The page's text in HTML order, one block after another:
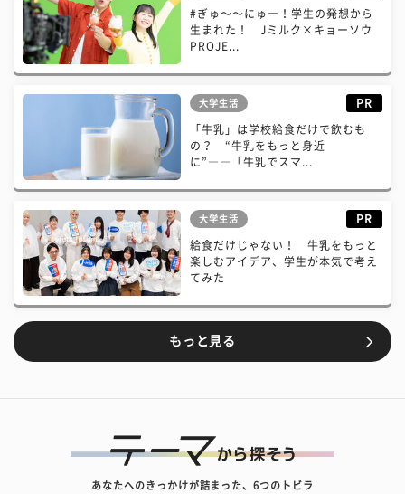
#ぎゅ〜〜にゅー！学生の発想から
生まれた！ Jミルク×キョーソウ
PROJE...
大学生活 PR
「牛乳」は学校給食だけで飲むも
の？ “牛乳をもっと身近
に”――「牛乳でスマ...
大学生活 PR
給食だけじゃない！ 牛乳をもっと
楽しむアイデア、学生が本気で考え
てみた
もっと見る
あなたへのきっかけが詰まった、6つのトビラ